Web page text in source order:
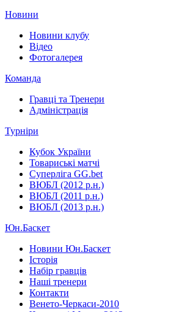
Новини
Новини клубу
Відео
Фотогалерея
Команда
Гравці та Тренери
Адміністрація
Турніри
Кубок України
Товариські матчі
Суперліга GG.bet
ВЮБЛ (2012 р.н.)
ВЮБЛ (2011 р.н.)
ВЮБЛ (2013 р.н.)
Юн.Баскет
Новини Юн.Баскет
Історія
Набір гравців
Наші тренери
Контакти
Венето-Черкаси-2010